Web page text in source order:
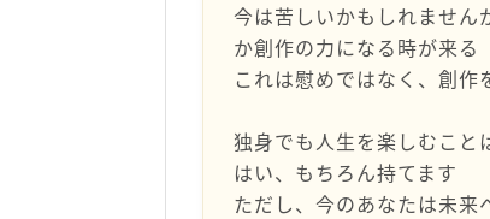
今は苦しいかもしれません
か創作の力になる時が来る
これは慰めではなく、創
独身でも人生を楽しむこと
はい、もちろん持てます
ただし、今のあなたは未来